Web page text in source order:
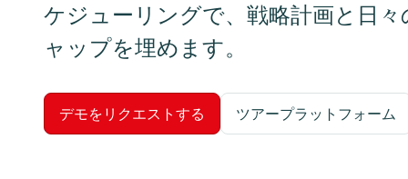
ケジューリングで、戦略計画と日
ャップを埋めます。
デモをリクエストする ツアープラットフォーム